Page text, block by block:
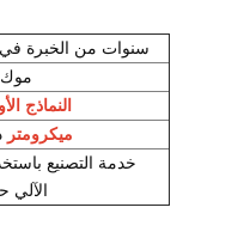
سنوات من الخبرة في
النماذج
2 ميكرومتر
خدمة التصنيع